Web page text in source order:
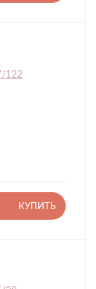
КУПИТЬ